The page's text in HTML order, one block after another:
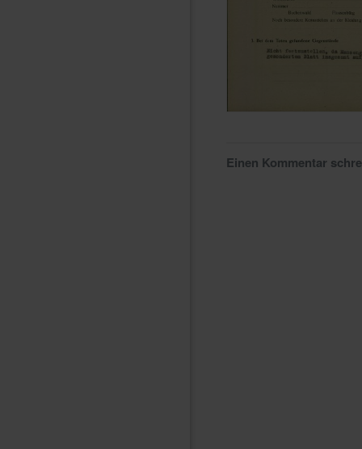
Einen Kommentar